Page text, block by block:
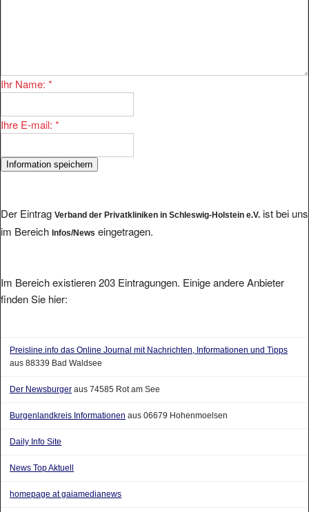
Ihr Name: *
Ihre E-mail: *
Der Eintrag Verband der Privatkliniken in Schleswig-Holstein e.V. ist bei uns
im Bereich Infos/News eingetragen.
Im Bereich existieren 203 Eintragungen. Einige andere Anbieter
finden Sie hier:
Preisline.info das Online Journal mit Nachrichten, Informationen und Tipps
aus 88339 Bad Waldsee
Der Newsburger aus 74585 Rot am See
Burgenlandkreis Informationen aus 06679 Hohenmoelsen
Daily Info Site
News Top Aktuell
homepage at gaiamedianews